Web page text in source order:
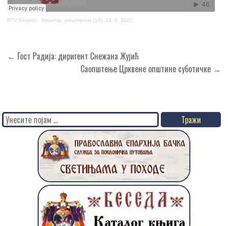
RTV Beseda · Metanija, preumljenje (16), 14. 6. 2020.
Кретање
← Гост Радија: диригент Снежана Жујић
Саопштење Црквене општине суботичке →
Search
for: